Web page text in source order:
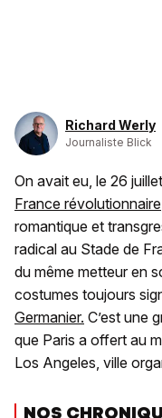
Richard Werly
Journaliste Blick
On avait eu, le 26
France révolutionnaire
romantique et
radical au Stade de
du même metteur en
costumes toujours
Germanier. C’est une
que Paris a offert au
Los Angeles, ville
NOS